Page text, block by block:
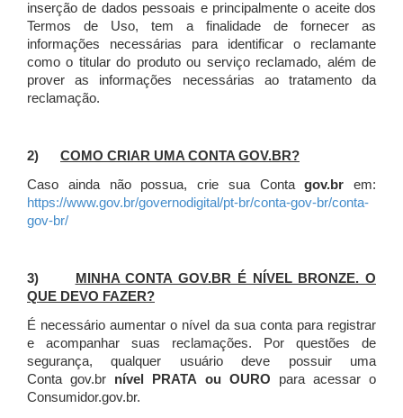
inserção de dados pessoais e principalmente o aceite dos
Termos de Uso, tem a finalidade de fornecer as
informações necessárias para identificar o reclamante
como o titular do produto ou serviço reclamado, além de
prover as informações necessárias ao tratamento da
reclamação.
2) COMO CRIAR UMA CONTA GOV.BR?
Caso ainda não possua, crie sua Contagov.br em:
https://www.gov.br/governodigital/pt-br/conta-gov-br/conta-
gov-br/
3)
MINHA CONTA GOV.BR É NÍVEL BRONZE. O
QUE DEVO FAZER?
É necessário aumentar o nível da sua conta para registrar
e acompanhar suas reclamações. Por questões de
segurança, qualquer usuário deve possuir uma
Conta gov.br nível PRATA ou OURO para acessar o
Consumidor.gov.br.